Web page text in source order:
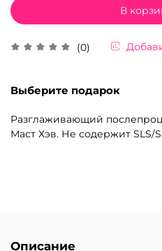
(0)
В
Выберите подарок
Разглаживающий
Маст Хэв. Не содержит SLS/
Описание